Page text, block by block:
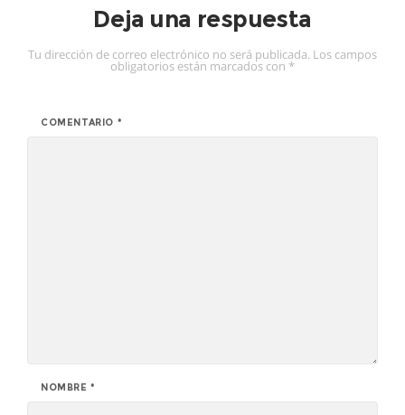
Deja una respuesta
Tu dirección de correo electrónico no será publicada. Los campos
obligatorios están marcados con *
COMENTARIO *
NOMBRE*